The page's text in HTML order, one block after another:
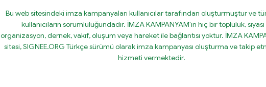
Bu web sitesindeki imza kampanyaları kullanıcılar tarafından oluşturmuştur ve
kullanıcıların sorumluluğundadır. İMZA KAMPANYAM'ın hiç bir topluluk,
organizasyon, dernek, vakıf, oluşum veya hareket ile bağlantısı yoktur. İMZA
sitesi, SIGNEE.ORG Türkçe sürümü olarak imza kampanyası oluşturma ve takip
hizmeti vermektedir.